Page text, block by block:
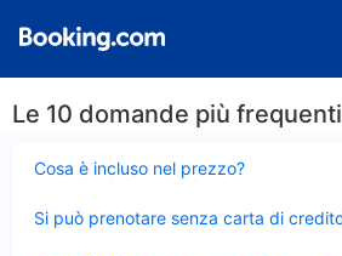
Le 10 domande più frequenti
Cosa è incluso nel prezzo?
chiuso
Si può prenotare senza carta di
chiuso